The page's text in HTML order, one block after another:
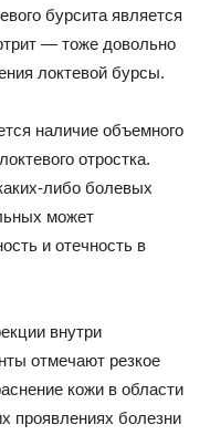
бурсита является
— тоже довольно
локтевой бурсы.
наличие объемного
отростка.
либо болевых
может
и отечность в
внутри
отмечают резкое
кожи в области
проявлениях болезни